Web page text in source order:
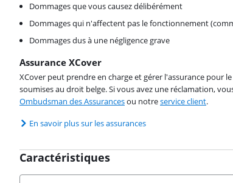
Dommages que vous causez délibérément
Dommages qui n'affectent pas le fonctionnement
Dommages dus à une négligence grave
Assurance XCover
XCover peut prendre en charge et gérer l'assurance pour
soumises au droit belge. Si vous avez une réclamation,
Ombudsman des Assurancesou notreservice client.
En savoir plus sur les assurances
Caractéristiques